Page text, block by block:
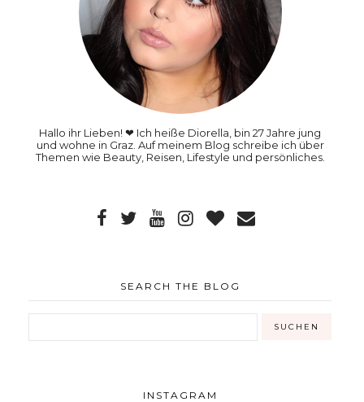
Hallo ihr Lieben! ❤ Ich heiße Diorella, bin 27 Jahre jung
und wohne in Graz. Auf meinem Blog schreibe ich über
Themen wie Beauty, Reisen, Lifestyle und persönliches.
SEARCH THE BLOG
INSTAGRAM